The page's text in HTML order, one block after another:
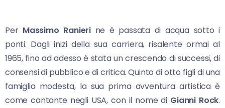
Per Massimo Ranierine è passata di acqua sotto i
ponti. Dagli inizi della sua carriera, risalente ormai al
1965, fino ad adesso è stata un crescendo di successi, di
consensi di pubblico e di critica. Quinto di otto figli di una
famiglia modesta, la sua prima avventura artistica è
come cantante negli USA, con il nome di Gianni Rock.